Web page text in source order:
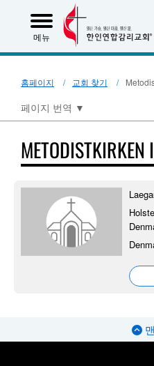
메뉴
홈페이지 교회 찾기
페이지 번역 ▼
METODISTKIRKEN